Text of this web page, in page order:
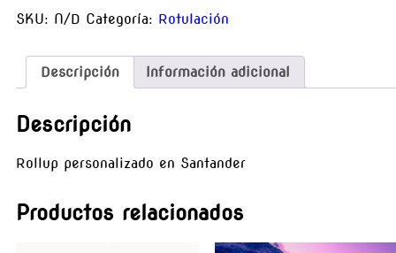
SKU: N/D Categoría: Rotulación
Descripción Información adicional
Descripción
Rollup personalizado en Santander
Productos relacionados